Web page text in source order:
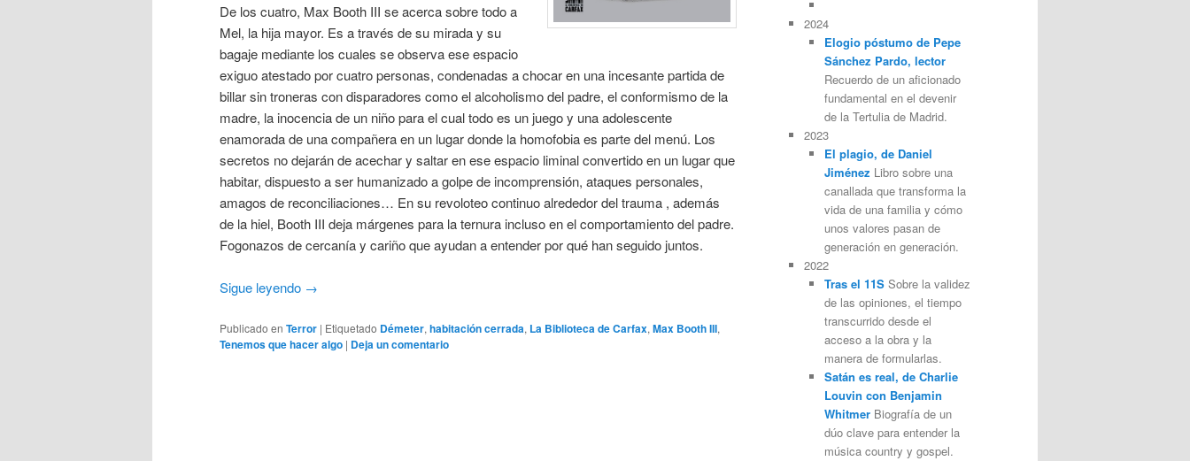
De los cuatro, Max Booth III se acerca sobre todo a
Mel, la hija mayor. Es a través de su mirada y su
bagaje mediante los cuales se observa ese espacio
exiguo atestado por cuatro personas, condenadas a chocar en una incesante partida de
billar sin troneras con disparadores como el alcoholismo del padre, el conformismo de la
madre, la inocencia de un niño para el cual todo es un juego y una adolescente
enamorada de una compañera en un lugar donde la homofobia es parte del menú. Los
secretos no dejarán de acechar y saltar en ese espacio liminal convertido en un lugar que
habitar, dispuesto a ser humanizado a golpe de incomprensión, ataques personales,
amagos de reconciliaciones… En su revoloteo continuo alrededor del trauma , además
de la hiel, Booth III deja márgenes para la ternura incluso en el comportamiento del padre.
Fogonazos de cercanía y cariño que ayudan a entender por qué han seguido juntos.
Sigue leyendo →
Publicado en Terror | Etiquetado Démeter, habitación cerrada, La Biblioteca de Carfax, Max Booth III,
Tenemos que hacer algo | Deja un comentario
2024
Elogio póstumo de Pepe
Sánchez Pardo, lector
Recuerdo de un aficionado
fundamental en el devenir
de la Tertulia de Madrid.
2023
El plagio, de Daniel
Jiménez Libro sobre una
canallada que transforma la
vida de una familia y cómo
unos valores pasan de
generación en generación.
2022
Tras el 11SSobre la validez
de las opiniones, el tiempo
transcurrido desde el
acceso a la obra y la
manera de formularlas.
Satán es real, de Charlie
Louvin con Benjamin
WhitmerBiografía de un
dúo clave para entender la
música country y gospel.